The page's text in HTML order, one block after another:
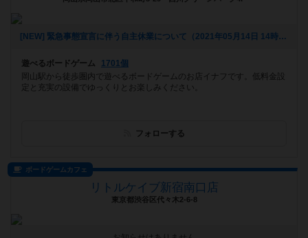
[NEW] 緊急事態宣言に伴う自主休業について（2021年05月14日 14時23分）
遊べるボードゲーム
1701個
岡山駅から徒歩圏内で遊べるボードゲームのお店イナフです。低料金設
定と充実の設備でゆっくりとお楽しみください。
フォローする
ボードゲームカフェ
リトルケイブ新宿南口店
東京都渋谷区代々木2-6-8